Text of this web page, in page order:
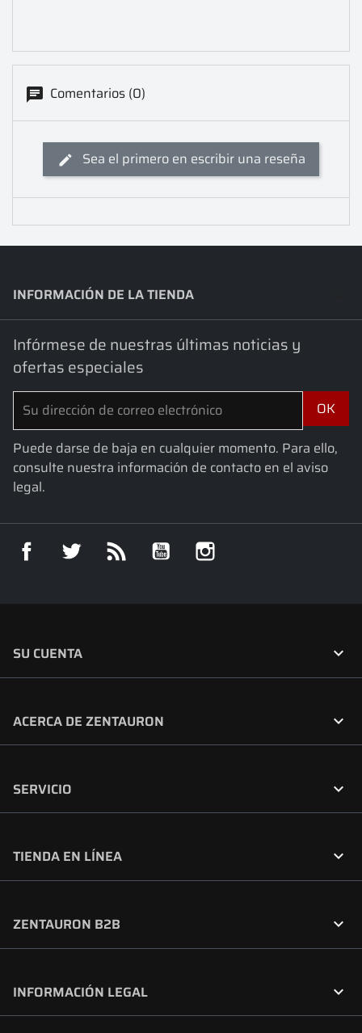
Comentarios (0)
Sea el primero en escribir una reseña
INFORMACIÓN DE LA TIENDA
Infórmese de nuestras últimas noticias y
ofertas especiales
Puede darse de baja en cualquier momento. Para ello,
consulte nuestra información de contacto en el aviso
legal.
Facebook Twitter YouTube
SU CUENTA 
ACERCA DE ZENTAURON 
SERVICIO 
TIENDA EN LÍNEA 
ZENTAURON B2B 
INFORMACIÓN LEGAL 